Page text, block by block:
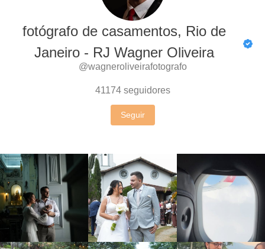
fotógrafo de casamentos, Rio de
Janeiro - RJ Wagner Oliveira
@wagneroliveirafotografo
41174 seguidores
Seguir